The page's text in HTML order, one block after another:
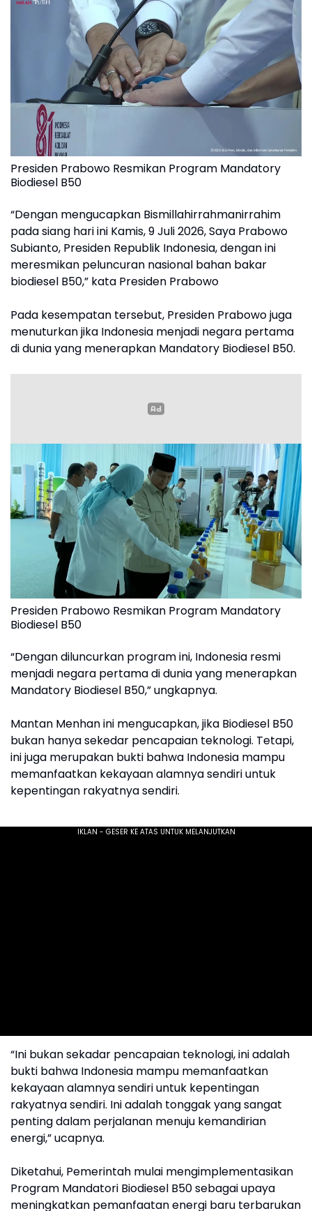
Presiden Prabowo Resmikan Program Mandatory
Biodiesel B50
“Dengan mengucapkan Bismillahirrahmanirrahim
pada siang hari ini Kamis, 9 Juli 2026, Saya Prabowo
Subianto, Presiden Republik Indonesia, dengan ini
meresmikan peluncuran nasional bahan bakar
biodiesel B50,” kata Presiden Prabowo
Pada kesempatan tersebut, Presiden Prabowo juga
menuturkan jika Indonesia menjadi negara pertama
di dunia yang menerapkan Mandatory Biodiesel B50.
Presiden Prabowo Resmikan Program Mandatory
Biodiesel B50
“Dengan diluncurkan program ini, Indonesia resmi
menjadi negara pertama di dunia yang menerapkan
Mandatory Biodiesel B50,” ungkapnya.
Mantan Menhan ini mengucapkan, jika Biodiesel B50
bukan hanya sekedar pencapaian teknologi. Tetapi,
ini juga merupakan bukti bahwa Indonesia mampu
memanfaatkan kekayaan alamnya sendiri untuk
kepentingan rakyatnya sendiri.
“Ini bukan sekadar pencapaian teknologi, ini adalah
bukti bahwa Indonesia mampu memanfaatkan
kekayaan alamnya sendiri untuk kepentingan
rakyatnya sendiri. Ini adalah tonggak yang sangat
penting dalam perjalanan menuju kemandirian
energi,” ucapnya.
Diketahui, Pemerintah mulai mengimplementasikan
Program Mandatori Biodiesel B50 sebagai upaya
meningkatkan pemanfaatan energi baru terbarukan